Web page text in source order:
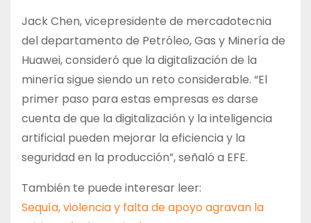
Jack Chen, vicepresidente de mercadotecnia
del departamento de Petróleo, Gas y Minería de
Huawei, consideró que la digitalización de la
minería sigue siendo un reto considerable. “El
primer paso para estas empresas es darse
cuenta de que la digitalización y la inteligencia
artificial pueden mejorar la eficiencia y la
seguridad en la producción”, señaló a EFE.
También te puede interesar leer:
Sequía, violencia y falta de apoyo agravan la